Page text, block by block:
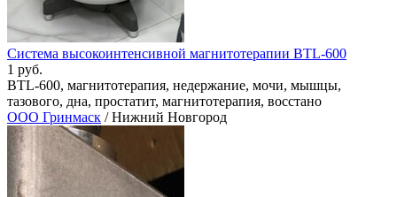
Система высокоинтенсивной магнитотерапии BTL-600
1 руб.
BTL-600, магнитотерапия, недержание, мочи, мышцы,
тазового, дна, простатит, магнитотерапия, восстано
ООО Гринмаск / Нижний Новгород